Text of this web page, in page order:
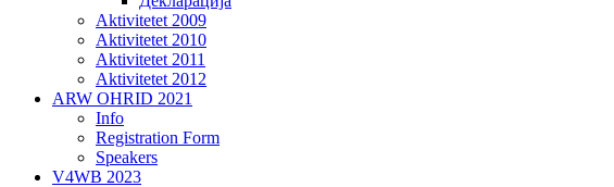
Aktivitetet 2009
Aktivitetet 2010
Aktivitetet 2011
Aktivitetet 2012
ARW OHRID 2021
Info
Registration Form
Speakers
V4WB 2023